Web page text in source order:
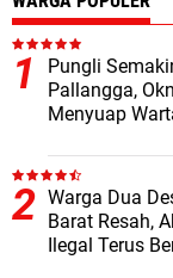
Pungli
Pallangga,
Menyuap
Warga Dua
Barat Resah,
Ilegal Terus